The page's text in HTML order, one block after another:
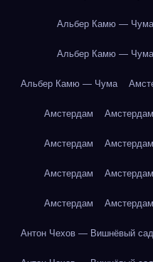
Альбер Камю — Чума
Альбер Камю — Чума
Альбер Камю — Чума
Амстердам Амстердам
Амстердам Амстердам
Амстердам Амстердам
Амстердам Амстердам
Антон Чехов — Вишнёвый сад